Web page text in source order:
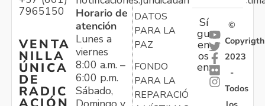
7965150
VENTA
NILLA
ÚNICA
DE
RADIC
Horario de
atención
Lunes a
viernes
8:00 a.m. –
6:00 p.m.
Sábado,
DATOS
PARA LA
PAZ
FONDO
PARA LA
REPARACIÓN
Sí
gu
en
os
en:
©
Copyrigth
2023
-
Todos